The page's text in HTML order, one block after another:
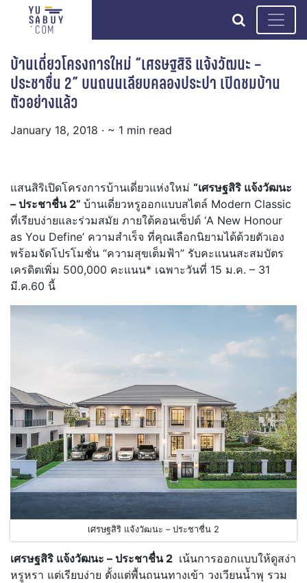
search
บ้านเดี่ยวโครงการใหม่ “เศรษฐสิริ แจ้งวัฒนะ –
ประชาชื่น 2” บนถนนเลียบคลองประปา เปิดชมบ้าน
ตัวอย่างแล้ว
January 18, 2018 · ~ 1 min read
แสนสิริเปิดโครงการบ้านเดี่ยวแห่งใหม่ “เศรษฐสิริ แจ้งวัฒนะ
– ประชาชื่น 2” บ้านเดี่ยวหรูออกแบบสไตล์ Modern Classic
ที่เรียบง่ายและร่วมสมัย ภายใต้คอนเซ็ปต์ ‘A New Honour
as You Define’ ความสำเร็จ ที่คุณเลือกนิยามได้ด้วยตัวเอง
พร้อมจัดโปรโมชั่น “ความสุขเต็มฟ้า” รับคะแนนสะสมบัตร
เครดิตเพิ่ม 500,000 คะแนน* เฉพาะวันที่ 15 ม.ค. – 31
มี.ค.60 นี้
เศรษฐสิริ แจ้งวัฒนะ – ประชาชื่น 2
เศรษฐสิริ แจ้งวัฒนะ – ประชาชื่น 2 เน้นการออกแบบให้ดูสง่า
หรูหรา แต่เรียบง่าย ตั้งแต่พื้นถนนทางเข้า วงเวียนน้ำพุ รวม